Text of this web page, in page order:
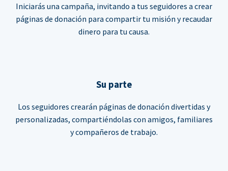
Iniciarás una campaña, invitando a tus seguidores a crear
páginas de donación para compartir tu misión y recaudar
dinero para tu causa.
Su parte
Los seguidores crearán páginas de donación divertidas y
personalizadas, compartiéndolas con amigos, familiares
y compañeros de trabajo.